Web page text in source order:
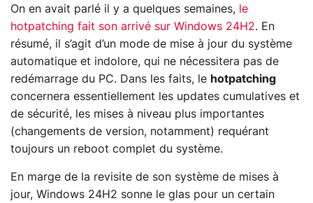
On en avait parlé il y a quelques semaines, le
hotpatching fait son arrivé sur Windows 24H2. En
résumé, il s’agit d’un mode de mise à jour du système
automatique et indolore, qui ne nécessitera pas de
redémarrage du PC. Dans les faits, le hotpatching
concernera essentiellement les updates cumulatives et
de sécurité, les mises à niveau plus importantes
(changements de version, notamment) requérant
toujours un reboot complet du système.
En marge de la revisite de son système de mises à
jour, Windows 24H2 sonne le glas pour un certain